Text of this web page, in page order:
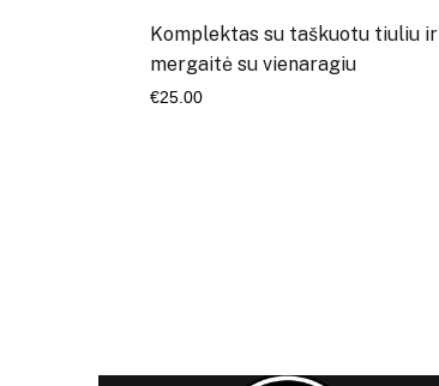
Komplektas su taškuotu tiuliu ir
mergaitė su vienaragiu
€25.00